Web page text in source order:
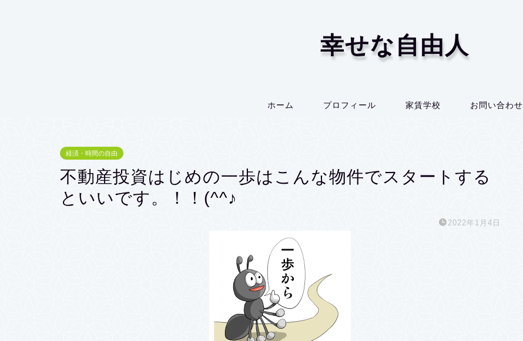
幸せな自由人
ホーム プロフィール 家賃学校 お問い合わせ
経済・時間の自由
不動産投資はじめの一歩はこんな物件でスタートする
といいです。！！(^^♪
2022年1月4日